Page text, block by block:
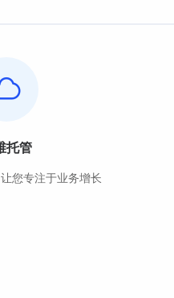
托管
您专注于业务增长